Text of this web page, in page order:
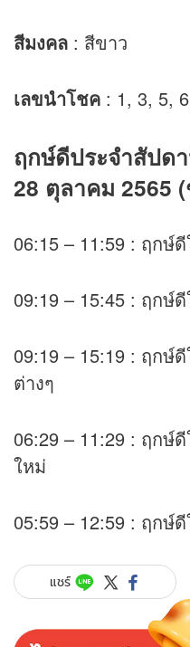
สีมงคล : สีขาว
เลขนำโชค : 1, 3, 5,
ฤกษ์ดีประจำสัปด
28 ตุลาคม 2565
06:15 – 11:59 : ฤก
09:19 – 15:45 : ฤกษ์
09:19 – 15:19 : ฤกษ์
ต่างๆ
06:29 – 11:29 : ฤกษ์
ใหม่
05:59 – 12:59 : ฤกษ์
แชร์